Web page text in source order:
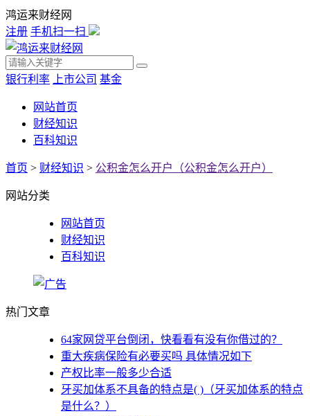
鸿运来财经网
注册 手机扫一扫
银行利率 上市公司 基金
网站首页
财经知识
百科知识
首页 > 财经知识 > 公积金怎么开户（公积金怎么开户）
网站分类
网站首页
财经知识
百科知识
热门文章
64家网贷平台倒闭，快看看有没有你借过的？
重大疾病保险有必要买吗 具体情况如下
产权比率一般多少合适
牙买加体系不具备的特点是( )（牙买加体系的特点
是什么？）